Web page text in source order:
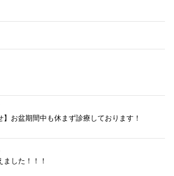
】お盆期間中も休まず診療しております！
ました！！！